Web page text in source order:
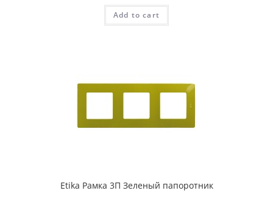
Add to cart
Etika Рамка 3П Зеленый папоротник